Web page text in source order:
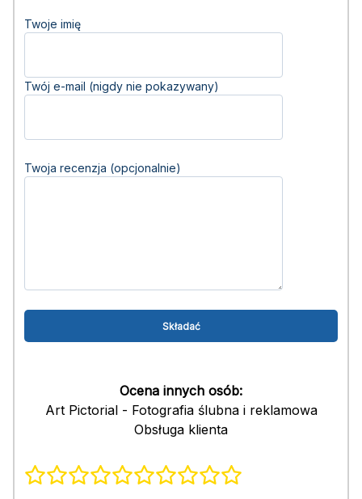
Twoje imię
Twój e-mail (nigdy nie pokazywany)
Twoja recenzja (opcjonalnie)
Ocena innych osób:
Art Pictorial - Fotografia ślubna i reklamowa
Obsługa klienta